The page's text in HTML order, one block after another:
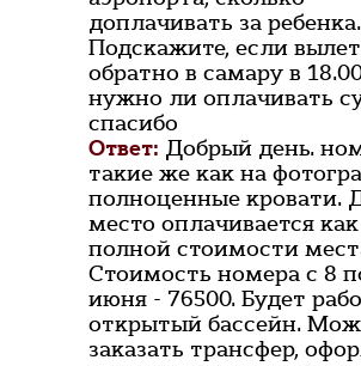
доплачивать за ребенка.
Подскажите, если вылет
обратно в самару в
нужно ли оплачивать
спасибо
Ответ: Добрый день.
такие же как на
полноценные кровати.
место оплачивается
полной стоимости
Стоимость номера с 8
июня - 76500. Будет
открытый бассейн.
заказать трансфер,